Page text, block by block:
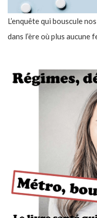
L’enquête qui bouscule
dans l’ère où plus